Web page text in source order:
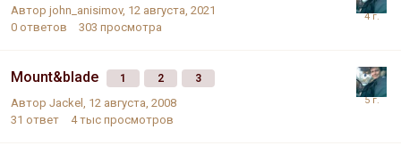
Автор john_anisimov, 12 августа, 2021
0 ответов 303 просмотра
Mount&blade 1 2 3
Автор Jackel , 12 августа, 2008
31 ответ 4 тыс просмотров